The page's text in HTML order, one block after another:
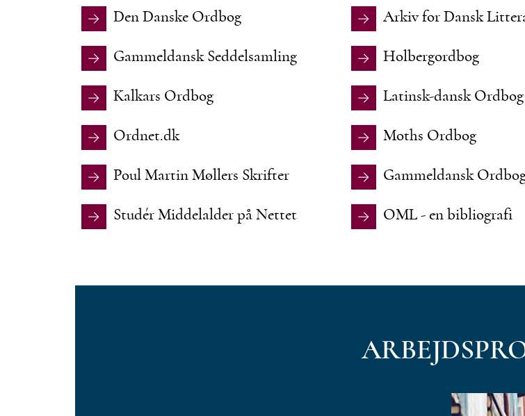
Den Danske Ordbog Arkiv for Dansk
Gammeldansk Seddelsamling Holbergordbog
Kalkars Ordbog Latinsk-dansk Ordbog
Ordnet.dk Moths Ordbog
Poul Martin Møllers Skrifter Gammeldansk
Studér Middelalder på Nettet OML - en bibliografi